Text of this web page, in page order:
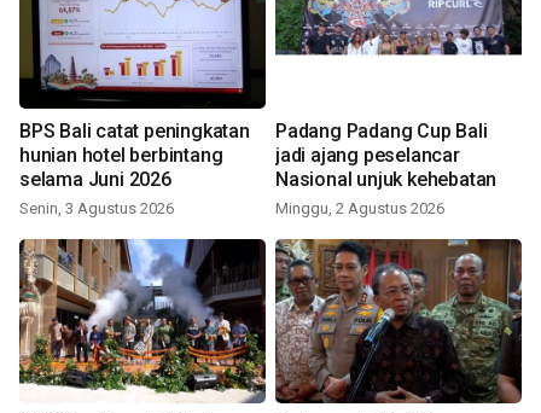
BPS Bali catat peningkatan
hunian hotel berbintang
selama Juni 2026
Senin, 3 Agustus 2026
Padang Padang Cup Bali
jadi ajang peselancar
Nasional unjuk kehebatan
Minggu, 2 Agustus 2026